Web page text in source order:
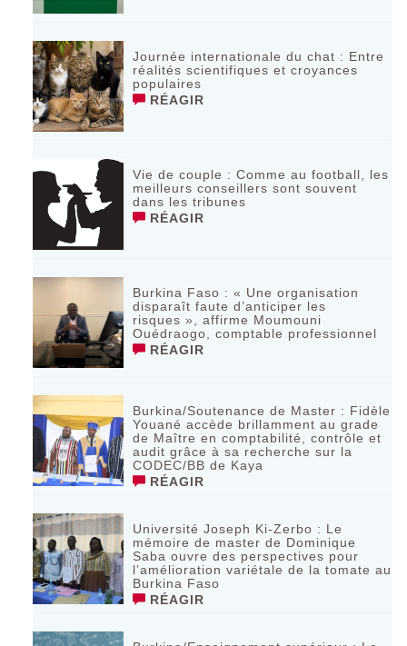
Journée internationale du chat : Entre
réalités scientifiques et croyances
populaires
RÉAGIR
Vie de couple : Comme au football, les
meilleurs conseillers sont souvent
dans les tribunes
RÉAGIR
Burkina Faso : « Une organisation
disparaît faute d’anticiper les
risques », affirme Moumouni
Ouédraogo, comptable professionnel
RÉAGIR
Burkina/Soutenance de Master : Fidèle
Youané accède brillamment au grade
de Maître en comptabilité, contrôle et
audit grâce à sa recherche sur la
CODEC/BB de Kaya
RÉAGIR
Université Joseph Ki-Zerbo : Le
mémoire de master de Dominique
Saba ouvre des perspectives pour
l’amélioration variétale de la tomate au
Burkina Faso
RÉAGIR